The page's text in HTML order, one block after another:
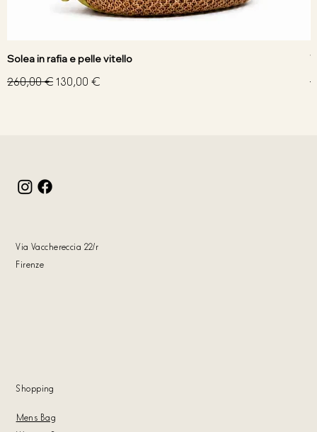
Solea in rafia e pelle vitello
Prezzo regolare
260,00 €Prezzo scontato
130,00 €
Via Vacchereccia 22/r
Firenze
Shopping
Mens Bag